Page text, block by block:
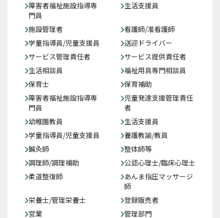
障害者福祉施設指導専
門員
生活支援員
施設管理者
看護師/准看護師
学童指導員/児童支援員
送迎ドライバー
サービス管理責任者
サービス提供責任者
生活相談員
福祉用具専門相談員
保育士
保育補助
障害者福祉施設指導専
門員
児童発達支援管理責任
者
幼稚園教員
生活支援員
学童指導員/児童支援員
養護教諭/教員
鍼灸師
整体師等
調理師/調理補助
公認心理士/臨床心理士
柔道整復師
あんま指圧マッサージ
師
栄養士/管理栄養士
登録販売者
営業
管理部門